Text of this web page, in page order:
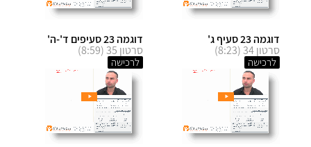
דוגמה 23 סעיף ג'
סרטון 34 (8:23)
לרכישה
דוגמה 23 סעיפים ד'-ה'
סרטון 35 (8:59)
לרכישה